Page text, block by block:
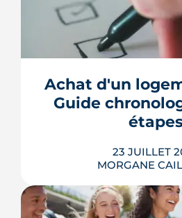
Combien rapporte une
parking à Bordeaux ?
par quartier, calcul du
louer.
LIRE
Achat d'un
Guide
23 JUILLET
MORGANE